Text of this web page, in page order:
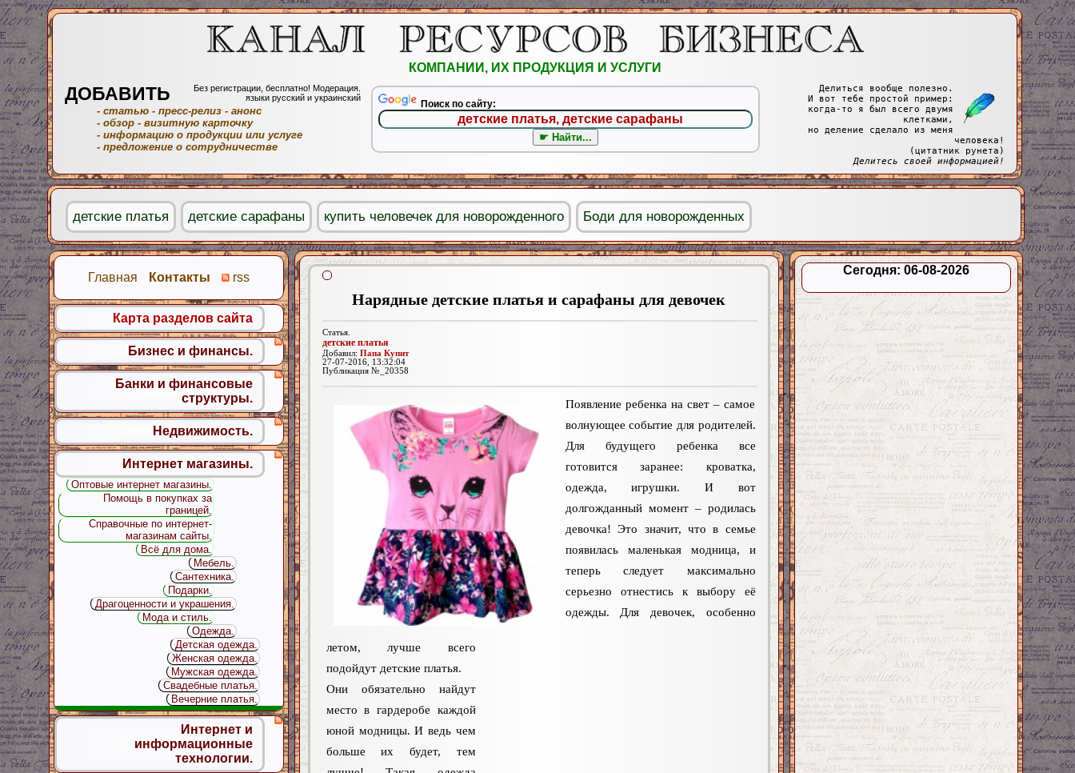
Нарядные детские платья и сарафаны для девочек
Статья.
детские платья
Добавил: Папа Купит
27-07-2016, 13:32:04
Публикация №_20358
Появление ребенка на свет – самое
волнующее событие для родителей.
Для будущего ребенка все
готовится заранее: кроватка,
одежда, игрушки. И вот
долгожданный момент – родилась
девочка! Это значит, что в семье
появилась маленькая модница, и
теперь следует максимально
серьезно отнестись к выбору её
одежды. Для девочек, особенно
летом, лучше всего
подойдут детские платья.
Они обязательно найдут
место в гардеробе каждой
юной модницы. И ведь чем
больше их будет, тем
Сегодня: 06-08-2026
Главная Контакты rss
Карта разделов сайта
Бизнес и финансы.
Банки и финансовые
структуры.
Недвижимость.
Интернет магазины.
Оптовые интернет магазины.
Помощь в покупках за
границей.
Справочные по интернет-
магазинам сайты.
Всё для дома.
Мебель.
Сантехника.
Подарки.
Драгоценности и украшения.
Мода и стиль.
Одежда.
Детская одежда.
Женская одежда.
Мужская одежда.
Свадебные платья.
Вечерние платья.
Интернет и
информационные
технологии.
КОМПАНИИ, ИХ ПРОДУКЦИЯ И УСЛУГИ
ДОБАВИТЬ
Без регистрации, бесплатно! Модерация.
языки русский и украинский
- статью - пресс-релиз - анонс
- обзор - визитную карточку
- информацию о продукции или услуге
- предложение о сотрудничестве
Поиск по сайту:
Делиться вообще полезно.
И вот тебе простой пример:
когда-то я был всего двумя
клетками,
но деление сделало из меня
человека!
(цитатник рунета)
Делитесь своей информацией!
детские платья детские сарафаны купить человечек для новорожденного Боди для новорожденных